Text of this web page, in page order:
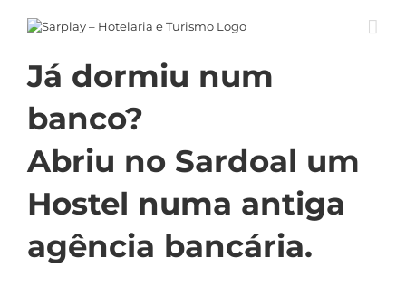
Já dormiu num
banco?
Abriu no Sardoal um
Hostel numa antiga
agência bancária.